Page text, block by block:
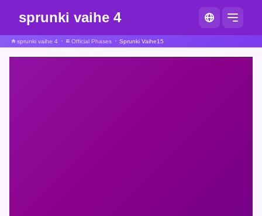
sprunki vaihe 4
sprunki vaihe 4 Official Phases Sprunki Vaihe15